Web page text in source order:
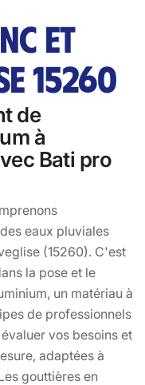
ET
15260
de
à
Bati pro
eaux pluviales
(15260). C'est
la pose et le
un matériau à
de professionnels
vos besoins et
adaptées à
gouttières en